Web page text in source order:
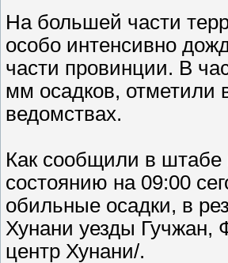
На большей части
особо интенсивно
части провинции. В
мм осадков, отметили
ведомствах.
Как сообщили в штабе
состоянию на 09:00
обильные осадки, в
Хунани уезды
центр Хунани/.